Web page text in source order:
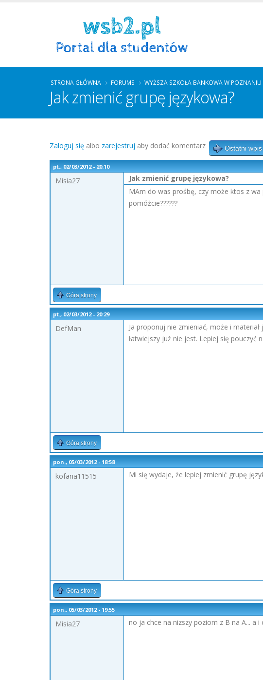
STRONA GŁÓWNA FORUMS WYŻSZA SZKOŁA BANKOWA W POZNANIU
Jak zmienić grupę językowa?
Zaloguj się albo zarejestruj aby dodać komentarz Ostatni wpis
pt., 02/03/2012 - 20:10
Misia27
Jak zmienić grupę językowa?
MAm do was prośbę, czy może ktos z wa
pomóżcie??????
Góra strony
pt., 02/03/2012 - 20:29
DefMan
Ja proponuj nie zmieniać, może i
łatwiejszy już nie jest. Lepiej się pouczyć
Góra strony
pon., 05/03/2012 - 18:58
kofana11515
Mi się wydaje, że lepiej zmienić grupę
Góra strony
pon., 05/03/2012 - 19:55
Misia27
no ja chce na nizszy poziom z B na A... a